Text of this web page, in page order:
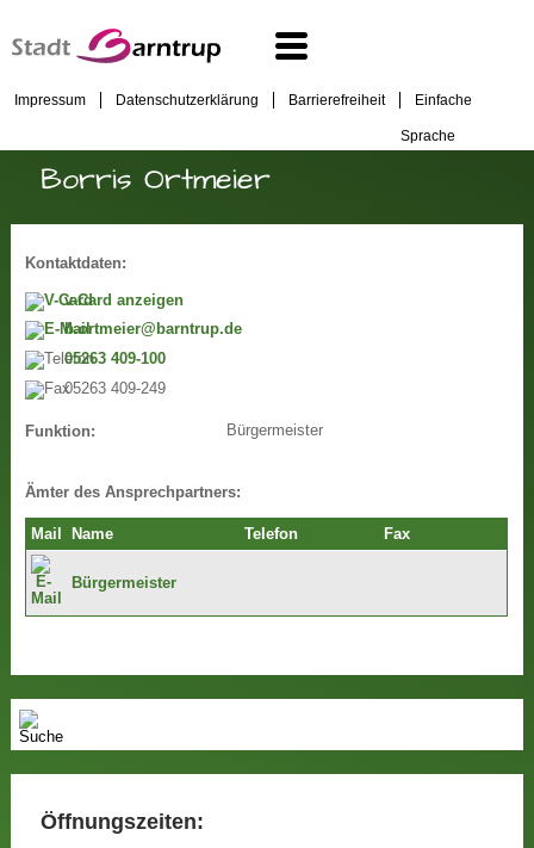
Impressum Datenschutzerklärung Barrierefreiheit Einfache
Sprache
Borris Ortmeier
Kontaktdaten:
v-Card anzeigen
b.ortmeier@barntrup.de
05263 409-100
05263 409-249
Funktion: Bürgermeister
Ämter des Ansprechpartners:
Mail Name Telefon Fax
Bürgermeister
Öffnungszeiten: